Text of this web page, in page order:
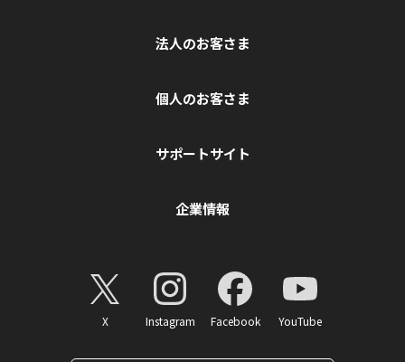
法人のお客さま
個人のお客さま
サポートサイト
企業情報
X Instagram Facebook YouTube